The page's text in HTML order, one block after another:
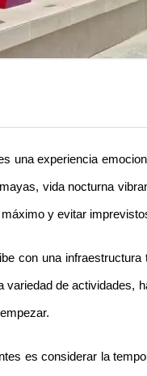
una experiencia
vida nocturna
y evitar
con una
de actividades,
es considerar la